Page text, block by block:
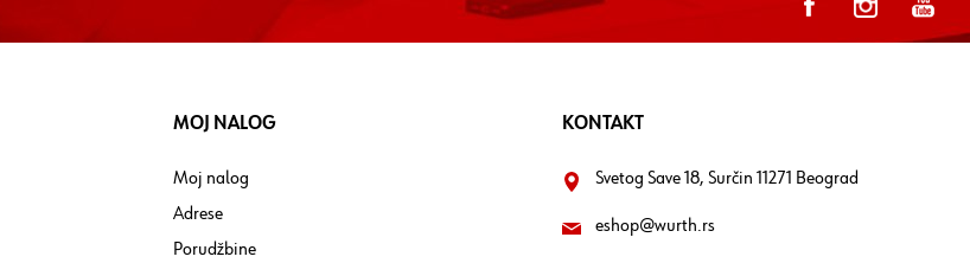
MOJ NALOG
Moj nalog
Adrese
Porudžbine
KONTAKT
Svetog Save 18, Surčin 11271 Beograd
eshop@wurth.rs